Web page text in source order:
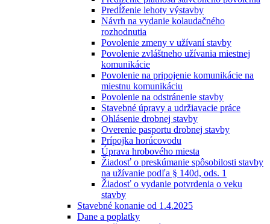
Predĺženie lehoty výstavby
Návrh na vydanie kolaudačného
rozhodnutia
Povolenie zmeny v užívaní stavby
Povolenie zvláštneho užívania miestnej
komunikácie
Povolenie na pripojenie komunikácie na
miestnu komunikáciu
Povolenie na odstránenie stavby
Stavebné úpravy a udržiavacie práce
Ohlásenie drobnej stavby
Overenie pasportu drobnej stavby
Prípojka horúcovodu
Úprava hrobového miesta
Žiadosť o preskúmanie spôsobilosti stavby
na užívanie podľa § 140d, ods. 1
Žiadosť o vydanie potvrdenia o veku
stavby
Stavebné konanie od 1.4.2025
Dane a poplatky